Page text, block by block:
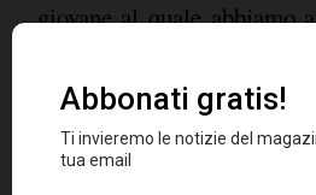
giovane al quale abbiamo
anni fa e che vede il
anche da parte di Ovum,
leader per la tecnologia
protezione dei dati nell'era